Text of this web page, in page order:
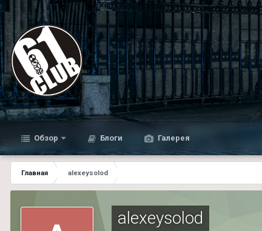
Обзор Блоги Галерея
Главная alexeysolod
alexeysolod